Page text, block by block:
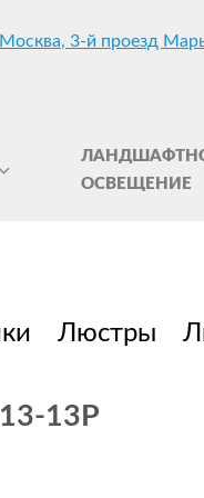
Москва, 3-й проезд
ОСВЕЩЕНИЕ
Люстры
13P